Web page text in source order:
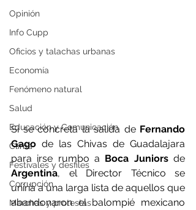
Opinión
Info Cupp
Oficios y talachas urbanas
Economía
Fenómeno natural
Salud
Educación y Comunicación
Clima
Festivales y desfiles
Corrupción
Marchas y protestas
Si se concreta la salida de Fernando
Gago de las Chivas de Guadalajara
para irse rumbo a Boca Juniors
Argentina, el Director Técnico se
uniría a una larga lista de aquellos que
abandonaron el balompié mexicano